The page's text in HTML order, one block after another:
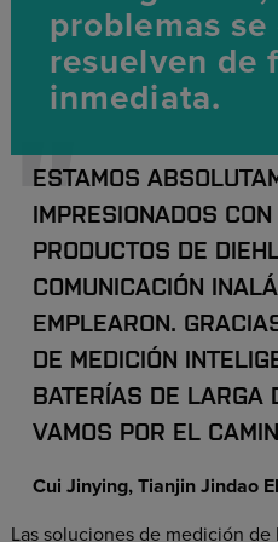
problemas
resuelven de
inmediata.
ESTAMOS
IMPRESIONADOS
PRODUCTOS DE
COMUNICACIÓN
EMPLEARON.
DE MEDICIÓN
BATERÍAS DE LARGA
VAMOS POR EL
Cui Jinying, Tianjin Jindao
Las soluciones de medición